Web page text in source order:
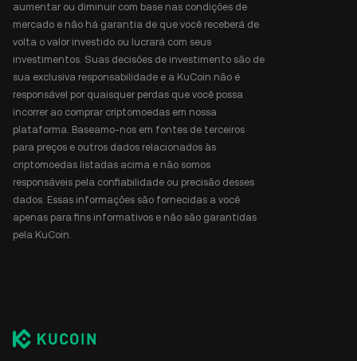
aumentar ou diminuir com base nas condições de
mercado e não há garantia de que você receberá de
volta o valor investido ou lucrará com seus
investimentos. Suas decisões de investimento são de
sua exclusiva responsabilidade e a KuCoin não é
responsável por quaisquer perdas que você possa
incorrer ao comprar criptomoedas em nossa
plataforma. Baseamo-nos em fontes de terceiros
para preços e outros dados relacionados às
criptomoedas listadas acima e não somos
responsáveis pela confiabilidade ou precisão desses
dados. Essas informações são fornecidas a você
apenas para fins informativos e não são garantidas
pela KuCoin.